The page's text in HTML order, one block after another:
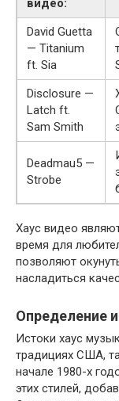
видео:
David Guetta
— Titanium
ft. Sia
Disclosure —
Latch ft.
Sam Smith
Deadmau5 —
Strobe
Хаус видео
время для
позволяют
насладиться
Определение
Истоки хаус
традициях США,
начале 1980-х
этих стилей,